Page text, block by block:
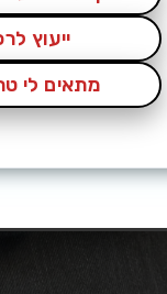
ייעוץ
מתאים לי